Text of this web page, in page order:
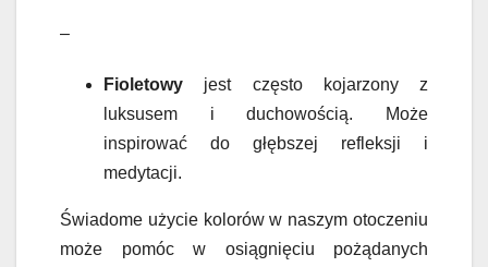
–
Fioletowy jest często kojarzony z
luksusem i duchowością. Może
inspirować do głębszej refleksji i
medytacji.
Świadome użycie kolorów w naszym otoczeniu
może pomóc w osiągnięciu pożądanych